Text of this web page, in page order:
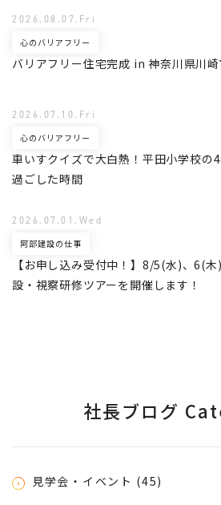
バリアフリー住宅完成 in 神奈川県川崎
心のバリアフリー
2026.08.07.Fri
車いすクイズで大白熱！平田小学校の
過ごした時間
心のバリアフリー
2026.07.10.Fri
【お申し込み受付中！】8/5(水)、6(木
設・視察研修ツアーを開催します！
阿部建設の仕事
2026.07.01.Wed
社長ブログ
見学会・イベント (45)